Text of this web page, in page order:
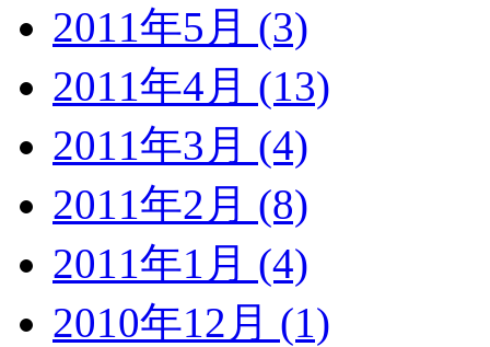
2011年5月 (3)
2011年4月 (13)
2011年3月 (4)
2011年2月 (8)
2011年1月 (4)
2010年12月 (1)